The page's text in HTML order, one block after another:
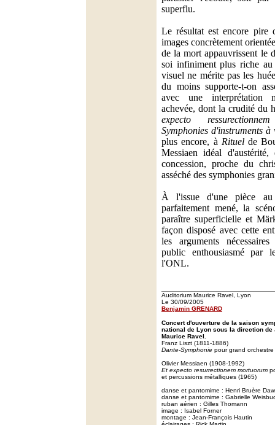
superflu.
Le résultat est encore pire
images concrètement
de la mort appauvrissent le
soi infiniment plus riche
visuel ne mérite pas les
du moins supporte-t-on
avec une interprétation
achevée, dont la crudité du
expecto
Symphonies d'instruments à
plus encore, à Rituelde
Messiaen idéal
concession, proche du
asséché des symphonies
À l'issue d'une pièce
parfaitement mené, la
paraître superficielle et
façon disposé avec cette
les arguments
public enthousiasmé par
l'ONL.
Auditorium Maurice Ravel, Lyon
Le 30/09/2005
Benjamin GRENARD
Concert d'ouverture de la saison
national de Lyon sous la direction de
Maurice Ravel.
Franz Liszt (1811-1886)
Dante-Symphonie pour grand
Olivier Messiaen (1908-1992)
Et expecto resurrectionem mortuorum
et percussions métalliques (1965)
danse et pantomime : Henri Bruère
danse et pantomime : Gabrielle
ruban aérien : Gilles Thomann
image : Isabel Forner
montage : Jean-François Hautin